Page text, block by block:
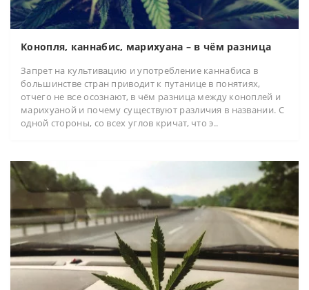
Конопля, каннабис, марихуана – в чём разница
Запрет на культивацию и употребление каннабиса в
большинстве стран приводит к путанице в понятиях,
отчего не все осознают, в чём разница между коноплей и
марихуаной и почему существуют различия в названии. С
одной стороны, со всех углов кричат, что э..